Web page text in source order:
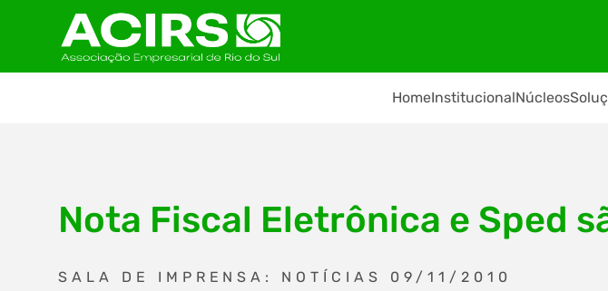
HomeInstitucionalNúcleos
Nota Fiscal Eletrônica e Sped
SALA DE IMPRENSA: NOTÍCIAS 09/11/2010